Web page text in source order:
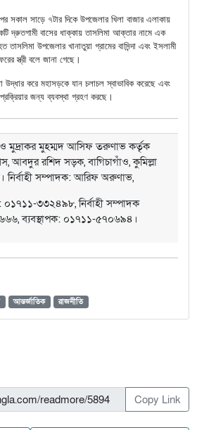
সকাল সাড়ে ৭টার দিকে উপজেলার খিলা বাজার এলাকায়
দ্রুতগামী বাসের ধাক্কায় তাসলিমা আক্তার নামে এক
উপজেলার খানাতুয়া গ্রামের বাসিন্দা এবং ইসলামী
স্ত্রী বলে জানা গেছে।
উদ্ধার করে মহাসড়কে যান চলাচল স্বাভাবিক করেছে এবং
জন্য ব্যবস্থা গ্রহণ করছে।
মুদ্রাকর মুহম্মদ আসিফ তরুণাভ কর্তৃক
আবদুর রশিদ সড়ক, বাগিচাগাঁও, কুমিল্লা
নির্বাহী সম্পাদক: আরিফ অরুণাভ,
৩৩২৪৯৮, নির্বাহী সম্পাদক
ব্যবস্থাপক: ০১৭১১-৫৭০৬৯৪।
আন্তর্জাতিক রাজনীতি
Copy Link